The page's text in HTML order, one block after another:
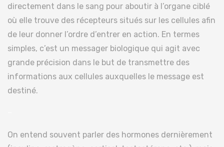
directement dans le sang pour aboutir à l’organe ciblé
où elle trouve des récepteurs situés sur les cellules afin
de leur donner l’ordre d’entrer en action. En termes
simples, c’est un messager biologique qui agit avec
grande précision dans le but de transmettre des
informations aux cellules auxquelles le message est
destiné.
On entend souvent parler des hormones dernièrement